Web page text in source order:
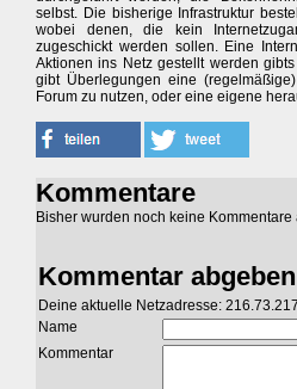
selbst. Die bisherige Infrastruktur
wobei denen, die kein
zugeschickt werden sollen. Eine
Aktionen ins Netz gestellt werden
gibt Überlegungen eine
Forum zu nutzen, oder eine eigene
Kommentare
Bisher wurden noch keine
Kommentar abgeben
Deine aktuelle Netzadresse:
Name
Kommentar